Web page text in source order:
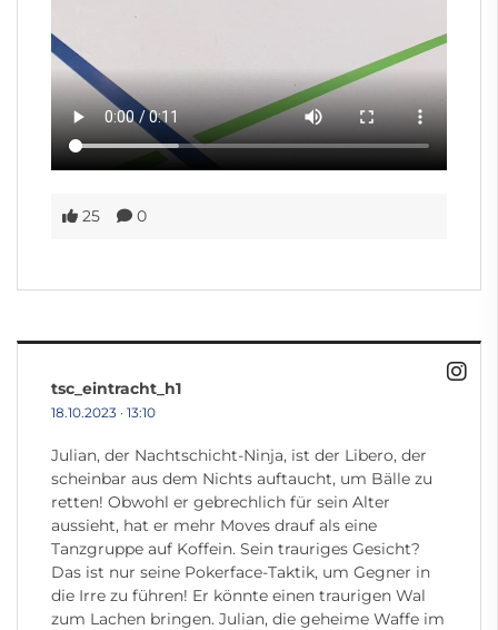
25 0
tsc_eintracht_h1
18.10.2023 · 13:10
Julian, der Nachtschicht-Ninja, ist der Libero, der
scheinbar aus dem Nichts auftaucht, um Bälle zu
retten! Obwohl er gebrechlich für sein Alter
aussieht, hat er mehr Moves drauf als eine
Tanzgruppe auf Koffein. Sein trauriges Gesicht?
Das ist nur seine Pokerface-Taktik, um Gegner in
die Irre zu führen! Er könnte einen traurigen Wal
zum Lachen bringen. Julian, die geheime Waffe im